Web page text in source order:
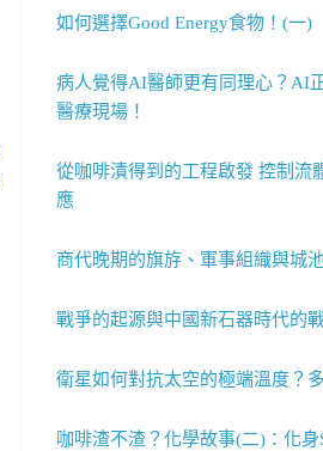
如何選擇Good Energy食物！(一)
病人覺得AI醫師更有同理心？AI
醫療現場！
從咖啡漬得到的工程啟發 控制流
應
商代晚期的旗斿、軍事組織與城
戰爭的起源與中國新石器時代的
衛星如何對抗太空的極端溫度？
咖啡渣不渣？化學故事(二)：化身